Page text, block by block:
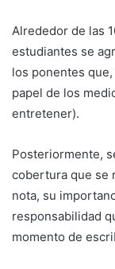
Alrededor de las
estudiantes se
los ponentes
papel de los
entretener).
Posteriormente,
cobertura que se
nota, su
responsabilidad
momento de